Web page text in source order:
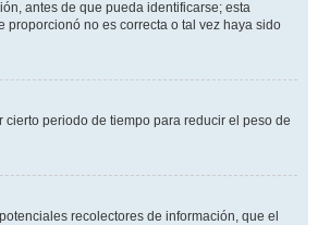
antes de que pueda identificarse; esta
no es correcta o tal vez haya sido
periodo de tiempo para reducir el peso de
recolectores de información, que el